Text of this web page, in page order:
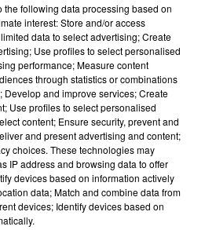
sortie dela comédie signée
britannique a rejoué cette
la vraie vie, mais pour des
cette fois-ci. En effet, ce
l'homme de 59 ans,
Berger, une députée
a faitune énorme
du quartier de Finchley,
en sonnant à leur porte
de voter pour le Parti
contre le Brexit, comme le
The Daily Mail
the following data processing based on
interest: Store and/or access
data to select advertising; Create
Use profiles to select personalised
performance; Measure content
through statistics or combinations
Develop and improve services; Create
Use profiles to select personalised
content; Ensure security, prevent and
and present advertising and content;
choices. These technologies may
IP address and browsing data to offer
devices based on information actively
data; Match and combine data from
devices; Identify devices based on